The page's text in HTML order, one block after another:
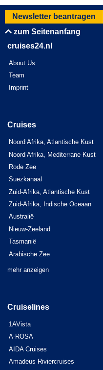
Newsletter beantragen
zum Seitenanfang
cruises24.nl
About Us
Team
Imprint
Cruises
Noord Afrika, Atlantische Kust
Noord Afrika, Mediterrane Kust
Rode Zee
Suezkanaal
Zuid-Afrika, Atlantische Kust
Zuid-Afrika, Indische Oceaan
Australië
Nieuw-Zeeland
Tasmanië
Arabische Zee
mehr anzeigen
Cruiselines
1AVista
A-ROSA
AIDA Cruises
Amadeus Riviercruises